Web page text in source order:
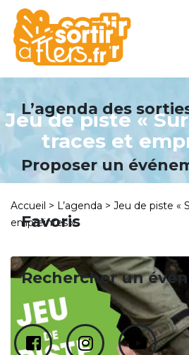
L’agenda des
Proposer un
Favoris
Rechercher un
Jeu de piste «
traces et
Accueil > L’agenda > Jeu de piste «
empreintes »
Panneau de gestion des cookies